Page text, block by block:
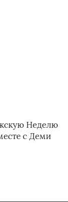
Неделю
с Деми